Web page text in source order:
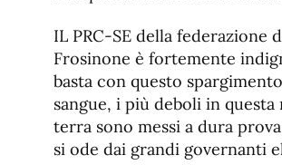
IL PRC-SE della federazione
Frosinone è fortemente
basta con questo
sangue, i più deboli in questa
terra sono messi a dura
si ode dai grandi governanti